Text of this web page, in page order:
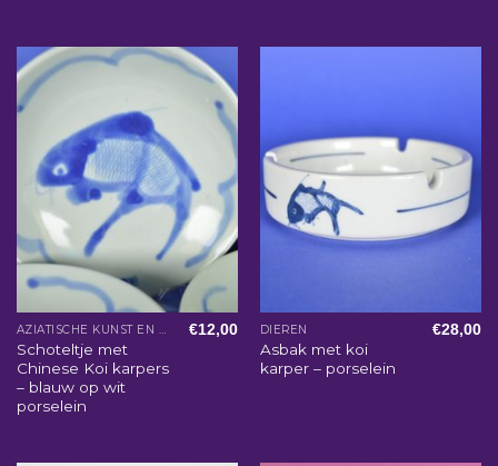
AZIATISCHE KUNST EN WOONACCESSOIRES
Schoteltje met
Chinese Koi karpers
– blauw op wit
porselein
€12,00 DIEREN
Asbak met koi
karper – porselein
€28,00